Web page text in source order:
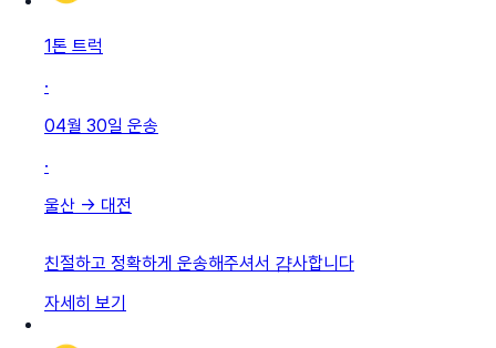
1톤 트럭
·
04월 30일 운송
·
울산 → 대전
친절하고 정확하게 운송해주셔서 걈사합니다
자세히 보기